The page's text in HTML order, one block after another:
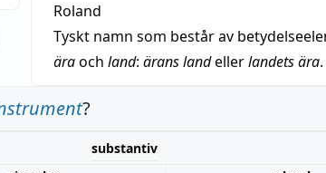
Roland
Tyskt namn som består av
äraoch land: ärans landellerlandets ära.
?
substantiv